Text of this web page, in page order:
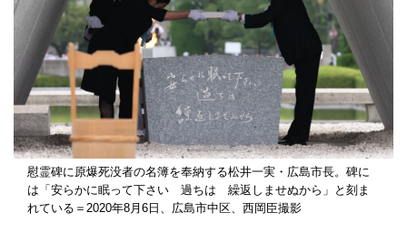
慰霊碑に原爆死没者の名簿を奉納する松井一実・広島市長。碑に
は「安らかに眠って下さい 過ちは 繰返しませぬから」と刻ま
れている＝2020年8月6日、広島市中区、西岡臣撮影